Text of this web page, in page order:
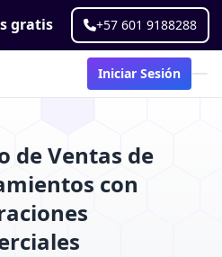
gratis +57 601 9188288
Iniciar Sesión
de Ventas de
con